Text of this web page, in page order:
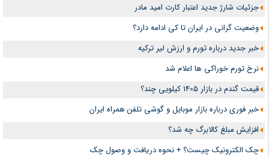
جزئیات شارژ جدید اعتبار کارت امید مادر
وضعیت گرانی در ایران تا کی ادامه دارد؟
خبر جدید درباره تورم و ارزش لیر ترکیه
نرخ تورم خوراکی ها اعلام شد
قیمت گندم در بازار 1405 کیلویی چند؟
خبر فوری درباره بازار موبایل و گوشی تلفن همراه ایران
افزایش مبلغ کالابرگ چه شد؟
چک الکترونیک چیست؟ + نحوه دریافت و وصول چک